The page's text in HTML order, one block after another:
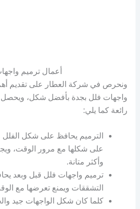
أعمال ترميم
ونحرص في شركة العطار على تقديم
واجهات فلل بجدة بأفضل شكل،
رائعة كما يلي:
الترميم يحافظ على شكل الفلل
على شكلها مع مرور الوقت،
وأكثر متانة.
ترميم واجهات فلل قبل وبعد
التشققات ويمنع تعرضها مع
كلما كان شكل الواجهات جيد